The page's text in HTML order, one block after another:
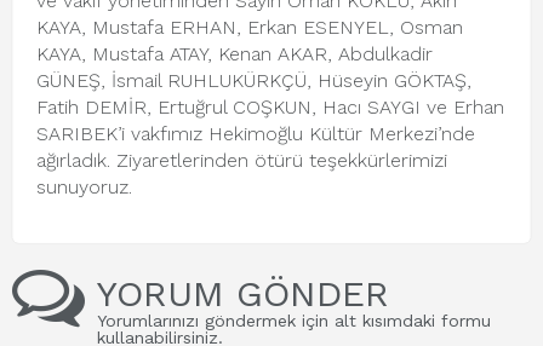
KAYA, Mustafa ERHAN, Erkan ESENYEL, Osman
KAYA, Mustafa ATAY, Kenan AKAR, Abdulkadir
GÜNEŞ, İsmail RUHLUKÜRKÇÜ, Hüseyin GÖKTAŞ,
Fatih DEMİR, Ertuğrul COŞKUN, Hacı SAYGI ve Erhan
SARIBEK’i vakfımız Hekimoğlu Kültür Merkezi’nde
ağırladık. Ziyaretlerinden ötürü teşekkürlerimizi
sunuyoruz.
YORUM GÖNDER
Yorumlarınızı göndermek için alt kısımdaki formu
kullanabilirsiniz.